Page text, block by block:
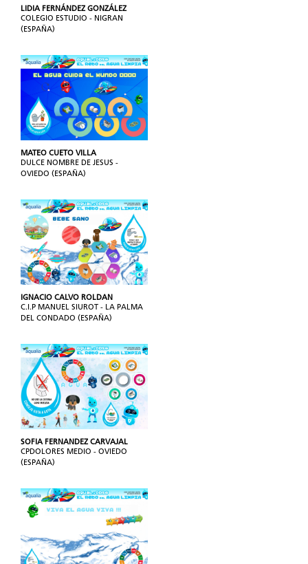
LIDIA FERNÁNDEZ GONZÁLEZ
COLEGIO ESTUDIO - NIGRAN
(ESPAÑA)
MATEO CUETO VILLA
DULCE NOMBRE DE JESUS -
OVIEDO (ESPAÑA)
IGNACIO CALVO ROLDAN
C.I.P MANUEL SIUROT - LA PALMA
DEL CONDADO (ESPAÑA)
SOFIA FERNANDEZ CARVAJAL
CPDOLORES MEDIO - OVIEDO
(ESPAÑA)